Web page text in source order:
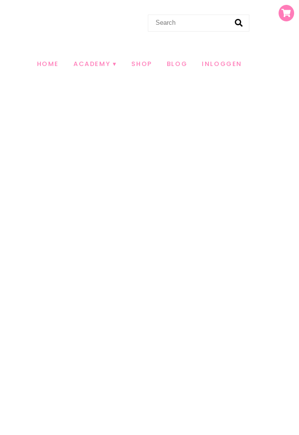
HOME ACADEMY SHOP BLOG INLOGGEN